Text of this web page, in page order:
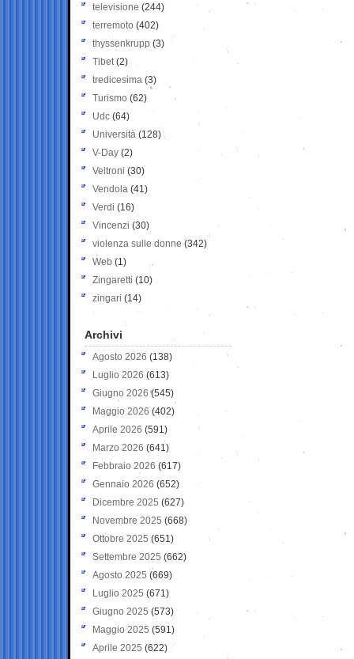
televisione(244)
terremoto (402)
thyssenkrupp (3)
Tibet(2)
tredicesima (3)
Turismo (62)
Udc (64)
Università (128)
V-Day (2)
Veltroni (30)
Vendola (41)
Verdi (16)
Vincenzi (30)
violenza sulle donne (342)
Web (1)
Zingaretti (10)
zingari (14)
Archivi
Agosto 2026 (138)
Luglio 2026 (613)
Giugno 2026 (545)
Maggio 2026 (402)
Aprile 2026 (591)
Marzo 2026 (641)
Febbraio 2026 (617)
Gennaio 2026 (652)
Dicembre 2025 (627)
Novembre 2025 (668)
Ottobre 2025 (651)
Settembre 2025 (662)
Agosto 2025 (669)
Luglio 2025 (671)
Giugno 2025 (573)
Maggio 2025 (591)
Aprile 2025 (622)